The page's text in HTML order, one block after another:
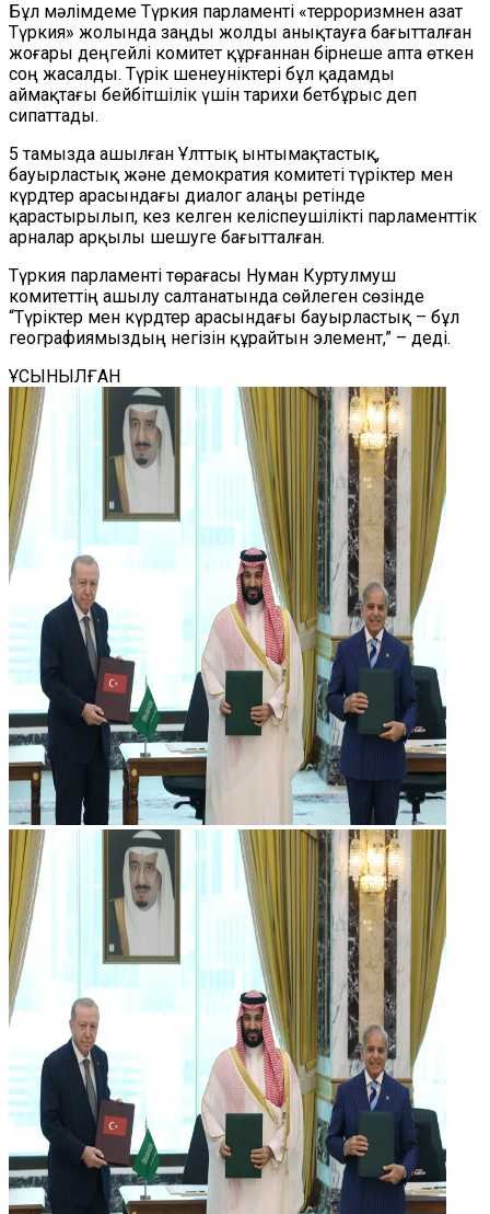
Бұл мәлімдеме Түркия парламенті «терроризмнен азат
Түркия» жолында заңды жолды анықтауға бағытталған
жоғары деңгейлі комитет құрғаннан бірнеше апта өткен
соң жасалды. Түрік шенеуніктері бұл қадамды
аймақтағы бейбітшілік үшін тарихи бетбұрыс деп
сипаттады.
5 тамызда ашылған Ұлттық ынтымақтастық,
бауырластық және демократия комитеті түріктер мен
күрдтер арасындағы диалог алаңы ретінде
қарастырылып, кез келген келіспеушілікті парламенттік
арналар арқылы шешуге бағытталған.
Түркия парламенті төрағасы Нуман Куртулмуш
комитеттің ашылу салтанатында сөйлеген сөзінде
“Түріктер мен күрдтер арасындағы бауырластық – бұл
географиямыздың негізін құрайтын элемент,” – деді.
ҰСЫНЫЛҒАН